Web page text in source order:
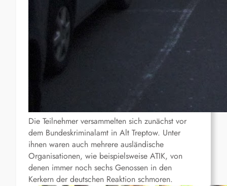
Die Teilnehmer versammelten sich zunächst vor
dem Bundeskriminalamt in Alt Treptow. Unter
ihnen waren auch mehrere ausländische
Organisationen, wie beispielsweise ATIK, von
denen immer noch sechs Genossen in den
Kerkern der deutschen Reaktion schmoren.